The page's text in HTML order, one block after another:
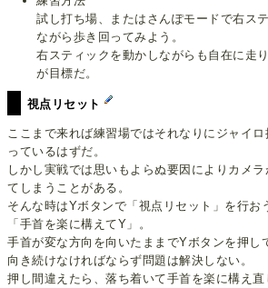
試し打ち場、またはさんぽモードで右ス
ながら歩き回ってみよう。
右スティックを動かしながらも自在に走
が目標だ。
視点リセット
ここまで来れば練習場ではそれなりにジャイ
っているはずだ。
しかし実戦では思いもよらぬ要因によりカメ
てしまうことがある。
そんな時はYボタンで「視点リセット」を行お
「手首を楽に構えてY」。
手首が変な方向を向いたままでYボタンを押し
向き続けなければならず問題は解決しない。
押し間違えたら、落ち着いて手首を楽に構え